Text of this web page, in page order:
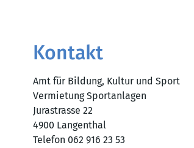
Kontakt
Amt für Bildung, Kultur und Sport
Vermietung Sportanlagen
Jurastrasse 22
4900 Langenthal
Telefon 062 916 23 53